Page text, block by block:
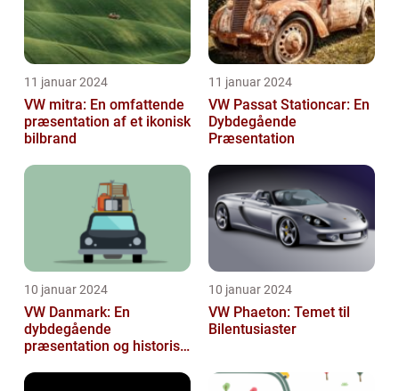
11 januar 2024
VW mitra: En omfattende
præsentation af et ikonisk
bilbrand
11 januar 2024
VW Passat Stationcar: En
Dybdegående
Præsentation
10 januar 2024
VW Danmark: En
dybdegående
præsentation og historisk
10 januar 2024
VW Phaeton: Temet til
Bilentusiaster